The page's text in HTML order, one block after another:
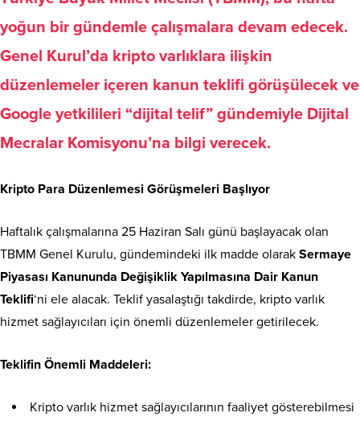
yoğun bir gündemle çalışmalara devam edecek.
Genel Kurul’da kripto varlıklara ilişkin
düzenlemeler içeren kanun teklifi görüşülecek ve
Google yetkilileri “dijital telif” gündemiyle Dijital
Mecralar Komisyonu’na bilgi verecek.
Kripto Para Düzenlemesi Görüşmeleri Başlıyor
Haftalık çalışmalarına 25 Haziran Salı günü başlayacak olan
TBMM Genel Kurulu, gündemindeki ilk madde olarak Sermaye
Piyasası Kanununda Değişiklik Yapılmasına Dair Kanun
Teklifi‘ni ele alacak. Teklif yasalaştığı takdirde, kripto varlık
hizmet sağlayıcıları için önemli düzenlemeler getirilecek.
Teklifin Önemli Maddeleri:
Kripto varlık hizmet sağlayıcılarının faaliyet gösterebilmesi